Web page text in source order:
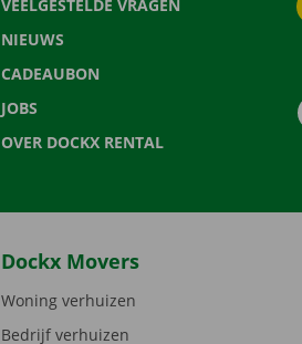
VEELGESTELDE VRAGEN
NIEUWS
CADEAUBON
JOBS
OVER DOCKX RENTAL
Dockx Movers
Woning verhuizen
Bedrijf verhuizen